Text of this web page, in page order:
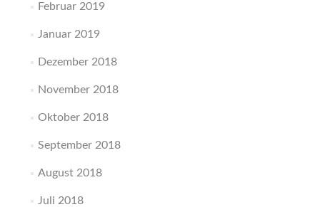
Februar 2019
Januar 2019
Dezember 2018
November 2018
Oktober 2018
September 2018
August 2018
Juli 2018